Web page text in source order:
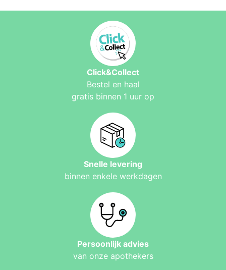
Click&Collect
Bestel en haal
gratis binnen 1 uur op
Snelle levering
binnen enkele werkdagen
Persoonlijk advies
van onze apothekers